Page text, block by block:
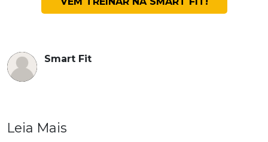
Smart Fit
Leia Mais